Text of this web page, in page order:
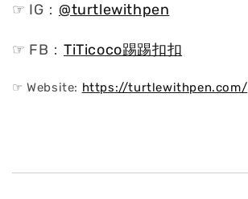
☞ IG： @turtlewithpen
☞ FB： TiTicoco踢踢扣扣
☞ Website: https://turtlewithpen.com/